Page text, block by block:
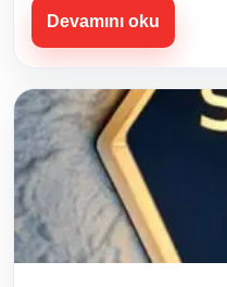
Devamını oku